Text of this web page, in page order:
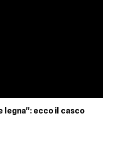
legna": ecco il casco